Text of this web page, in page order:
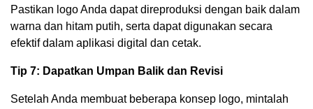
Pastikan logo Anda dapat direproduksi dengan baik dalam
warna dan hitam putih, serta dapat digunakan secara
efektif dalam aplikasi digital dan cetak.
Tip 7: Dapatkan Umpan Balik dan Revisi
Setelah Anda membuat beberapa konsep logo, mintalah